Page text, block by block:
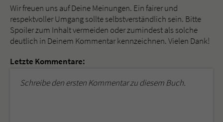
Wir freuen uns auf Deine Meinungen. Ein fairer und
respektvoller Umgang sollte selbstverständlich sein. Bitte
Spoiler zum Inhalt vermeiden oder zumindest als solche
deutlich in Deinem Kommentar kennzeichnen. Vielen Dank!
Letzte Kommentare:
Schreibe den ersten Kommentar zu diesem Buch.